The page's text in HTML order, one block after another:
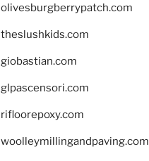
olivesburgberrypatch.com
theslushkids.com
giobastian.com
glpascensori.com
rifloorepoxy.com
woolleymillingandpaving.com